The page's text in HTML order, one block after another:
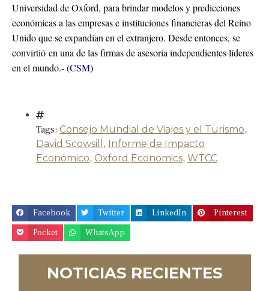
Universidad de Oxford, para brindar modelos y predicciones
económicas a las empresas e instituciones financieras del Reino
Unido que se expandían en el extranjero. Desde entonces, se
convirtió en una de las firmas de asesoría independientes líderes
en el mundo.- (CSM)
Tags: Consejo Mundial de Viajes y el Turismo,
David Scowsill , Informe de Impacto
Económico, Oxford Economics, WTCC
Facebook Twitter LinkedIn
Pinterest
Pocket
WhatsApp
NOTICIAS RECIENTES